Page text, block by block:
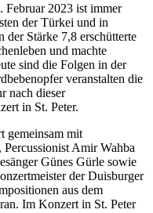
Februar 2023 ist immer
der Türkei und in
Stärke 7,8 erschütterte
und machte
sind die Folgen in der
veranstalten die
nach dieser
in St. Peter.
gemeinsam mit
Amir Wahba
Günes Gürle sowie
der Duisburger
aus dem
Im Konzert in St. Peter